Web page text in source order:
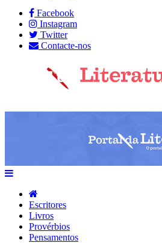
Facebook
Instagram
Twitter
Contacte-nos
Escritores
Livros
Provérbios
Pensamentos